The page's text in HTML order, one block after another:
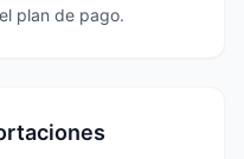
plan de pago.